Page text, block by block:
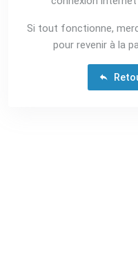
Si tout fonctionne,
pour revenir à la